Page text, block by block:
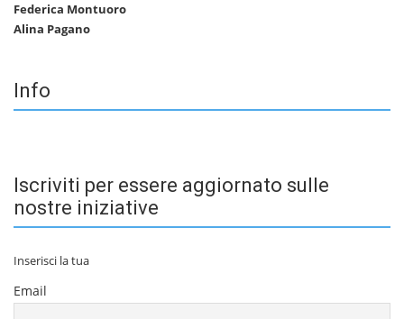
Federica Montuoro
Alina Pagano
Info
Iscriviti per essere aggiornato sulle
nostre iniziative
Inserisci la tua
Email